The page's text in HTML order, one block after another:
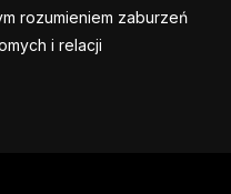
rozumieniem zaburzeń
i relacji